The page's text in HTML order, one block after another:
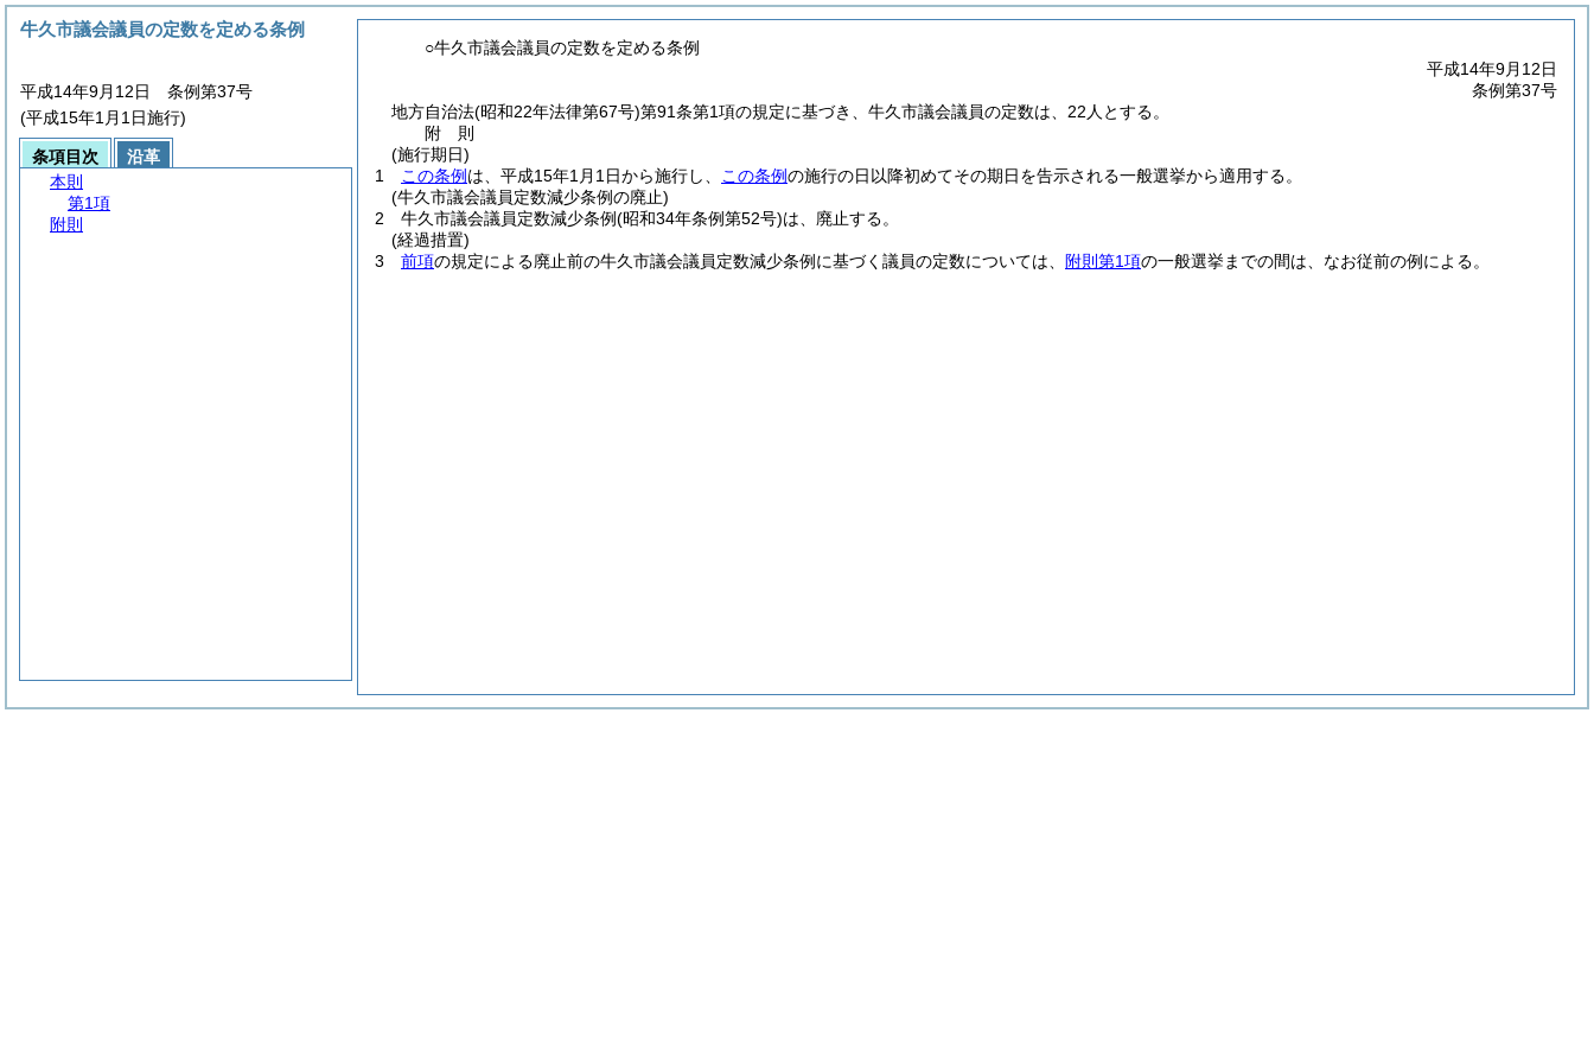
○牛久市議会議員の定数を定める条例
平成14年9月12日
条例第37号
地方自治法(昭和22年法律第67号)第91条第1項の規定に基づき、牛久市議会議員の定数は、22人とする。
附 則
(施行期日)
1
この条例 は、平成15年1月1日から施行し、 この条例の施行の日以降初めてその期日を告示される一般選挙から適用する。
(牛久市議会議員定数減少条例の廃止)
2
牛久市議会議員定数減少条例(昭和34年条例第52号)は、廃止する。
(経過措置)
3
前項の規定による廃止前の牛久市議会議員定数減少条例に基づく議員の定数については、 附則第1項の一般選挙までの間は、なお従前の例による。
牛久市議会議員の定数を定める条例
平成14年9月12日 条例第37号
(平成15年1月1日施行)
条項目次
沿革
本則
第1項
附則